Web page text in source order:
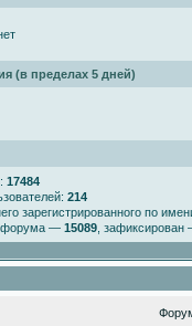
(в пределах 5 дней)
17484
214
зарегистрированного по
форума — 15089 ,